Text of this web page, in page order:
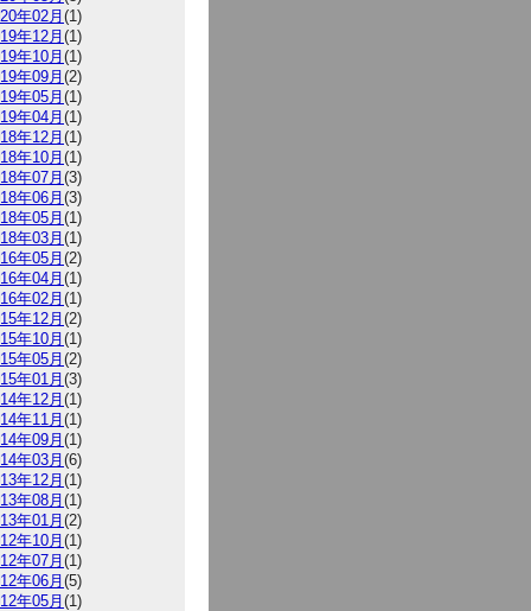
年02月(1)
年12月(1)
年10月(1)
年09月(2)
年05月(1)
年04月(1)
年12月(1)
年10月(1)
年07月(3)
年06月(3)
年05月(1)
年03月(1)
年05月(2)
年04月(1)
年02月(1)
年12月(2)
年10月(1)
年05月(2)
年01月(3)
年12月(1)
年11月(1)
年09月(1)
年03月(6)
年12月(1)
年08月(1)
年01月(2)
年10月(1)
年07月(1)
年06月(5)
年05月(1)